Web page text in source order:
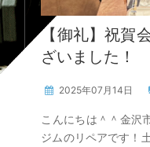
【御礼】祝賀
ざいました！
2025年07月14日
こんにちは＾＾金沢
ジムのリペアです！